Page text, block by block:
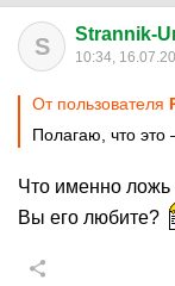
S Strannik-
10:34,
От пользователя
Полагаю, что это
Что именно ложь
Вы его любите?